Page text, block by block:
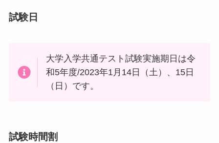
試験日
大学入学共通テスト試験実施期日は令
和5年度/2023年1月14日（土）、15日
（日）です。
試験時間割